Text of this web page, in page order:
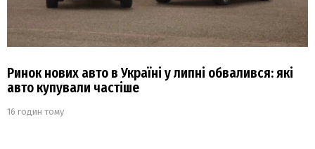
Ринок нових авто в Україні у липні обвалився: які
авто купували частіше
16 годин тому